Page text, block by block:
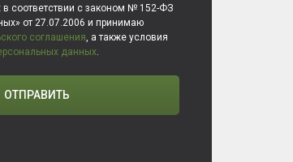
соответствии с законом № 152-ФЗ
от 27.07.2006 и принимаю
соглашения, а также условия
данных.
ОТПРАВИТЬ